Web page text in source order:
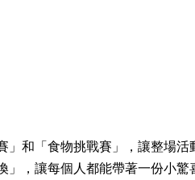
和「食物挑戰賽」，讓整場活
，讓每個人都能帶著一份小驚